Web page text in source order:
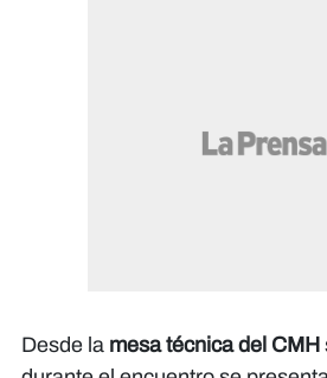
Desde la mesa técnica del CMH